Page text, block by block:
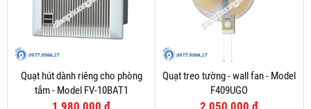
Quạt hút dành riêng cho phòng
tắm - Model FV-10BAT1
Quạt treo tường - wall fan - Model
F409UGO